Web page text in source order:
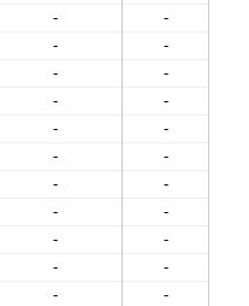
-
-
-
-
-
-
-
-
-
-
-
-
-
-
-
-
-
-
-
-
-
-